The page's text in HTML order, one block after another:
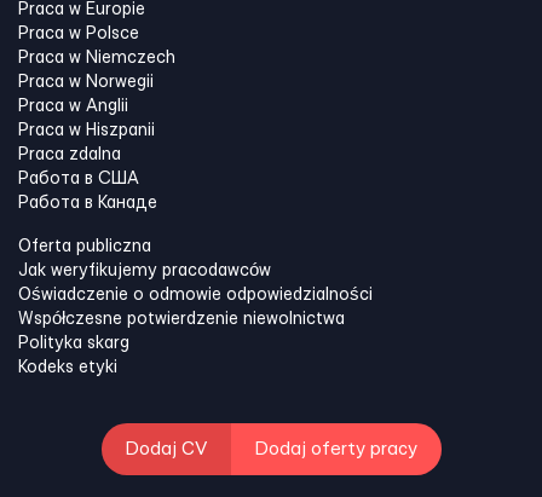
Praca w Europie
Praca w Polsce
Praca w Niemczech
Praca w Norwegii
Praca w Anglii
Praca w Hiszpanii
Praca zdalna
Работа в США
Работа в Канадe
Oferta publiczna
Jak weryfikujemy pracodawców
Oświadczenie o odmowie odpowiedzialności
Współczesne potwierdzenie niewolnictwa
Polityka skarg
Kodeks etyki
Dodaj CV Dodaj oferty pracy